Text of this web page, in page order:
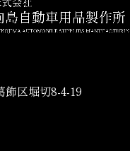
区堀切8-4-19